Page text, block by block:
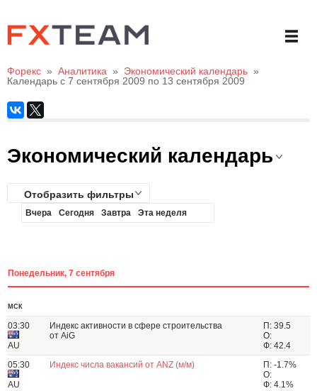
Форекс » Аналитика » Экономический календарь »
Календарь с 7 сентября 2009 по 13 сентября 2009
Экономический календарь
Отобразить фильтры
Вчера Сегодня Завтра Эта неделя
Понедельник, 7 сентября
МСК
03:30
AU
Индекс активности в сфере строительства
от AiG
П: 39.5
О:
Ф: 42.4
05:30
AU
Индекс числа вакансий от ANZ (м/м)
П: -1.7%
О:
Ф: 4.1%